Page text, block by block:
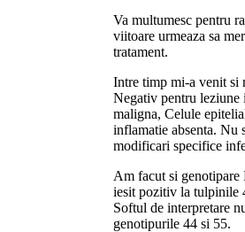
Va multumesc pentru
viitoare urmeaza sa
tratament.
Intre timp mi-a venit si
Negativ pentru leziune
maligna, Celule
inflamatie absenta. Nu
modificari specifice
Am facut si
iesit pozitiv la tulpinile
Softul de interpretare
genotipurile 44 si 55.